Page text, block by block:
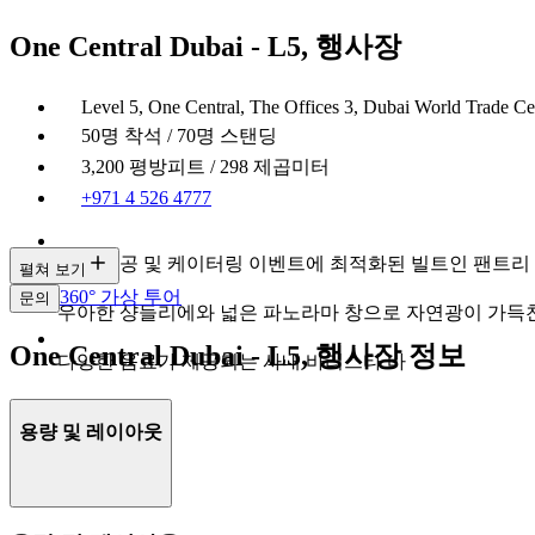
One Central Dubai - L5, 행사장
Level 5, One Central, The Offices 3, Dubai World Trade
50명 착석 / 70명 스탠딩
3,200 평방피트 / 298 제곱미터
+971 4 526 4777
다과 제공 및 케이터링 이벤트에 최적화된 빌트인 팬트리
우아한 샹들리에와 넓은 파노라마 창으로 자연광이 가득
다양한 음료가 제공되는 사내 바리스타 바
펼쳐 보기
문의
360° 가상 투어
One Central Dubai - L5, 행사장 정보
용량 및 레이아웃